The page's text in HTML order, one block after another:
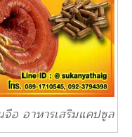
อ อาหารเสริมแคปซูล